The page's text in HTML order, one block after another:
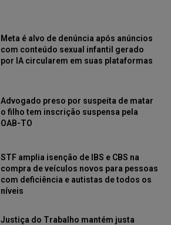
Meta é alvo de denúncia após anúncios
com conteúdo sexual infantil gerado
por IA circularem em suas plataformas
Advogado preso por suspeita de matar
o filho tem inscrição suspensa pela
OAB-TO
STF amplia isenção de IBS e CBS na
compra de veículos novos para pessoas
com deficiência e autistas de todos os
níveis
Justiça do Trabalho mantém justa